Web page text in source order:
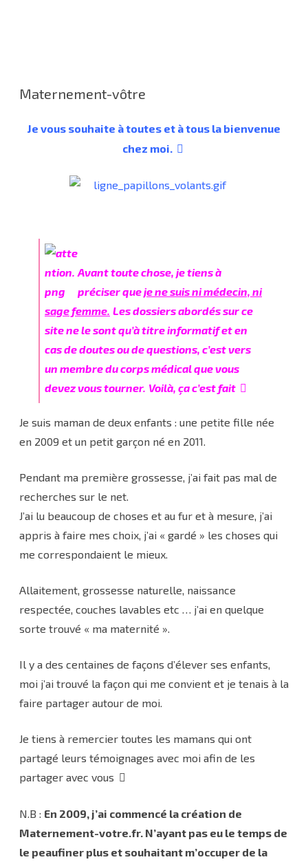
Maternement-vôtre
Je vous souhaite à toutes et à tous la bienvenue
chez moi.
Avant toute chose, je tiens à
préciser queje ne suis ni médecin, ni
sage femme. Les dossiers abordés sur ce
site ne le sont qu’à titre informatif et en
cas de doutes ou de questions, c’est vers
un membre du corps médical que vous
devez vous tourner. Voilà, ça c’est fait
Je suis maman de deux enfants : une petite fille née
en 2009 et un petit garçon né en 2011.
Pendant ma première grossesse, j’ai fait pas mal de
recherches sur le net.
J’ai lu beaucoup de choses et au fur et à mesure, j’ai
appris à faire mes choix, j’ai « gardé » les choses qui
me correspondaient le mieux.
Allaitement, grossesse naturelle, naissance
respectée, couches lavables etc … j’ai en quelque
sorte trouvé « ma maternité ».
Il y a des centaines de façons d’élever ses enfants,
moi j’ai trouvé la façon qui me convient et je tenais à la
faire partager autour de moi.
Je tiens à remercier toutes les mamans qui ont
partagé leurs témoignages avec moi afin de les
partager avec vous
N.B : En 2009, j’ai commencé la création de
Maternement-votre.fr. N’ayant pas eu le temps de
le peaufiner plus et souhaitant m’occuper de la